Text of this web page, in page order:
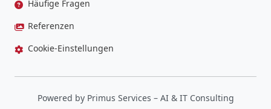
Häufige Fragen
Referenzen
Cookie-Einstellungen
Powered by Primus Services – AI & IT Consulting